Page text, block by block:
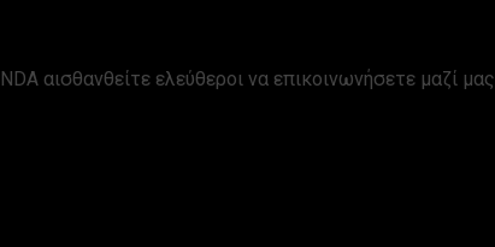
αισθανθείτε ελεύθεροι να επικοινωνήσετε μαζί μας.